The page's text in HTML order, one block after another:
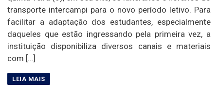
transporte intercampi para o novo período letivo. Para
facilitar a adaptação dos estudantes, especialmente
daqueles que estão ingressando pela primeira vez, a
instituição disponibiliza diversos canais e materiais
com […]